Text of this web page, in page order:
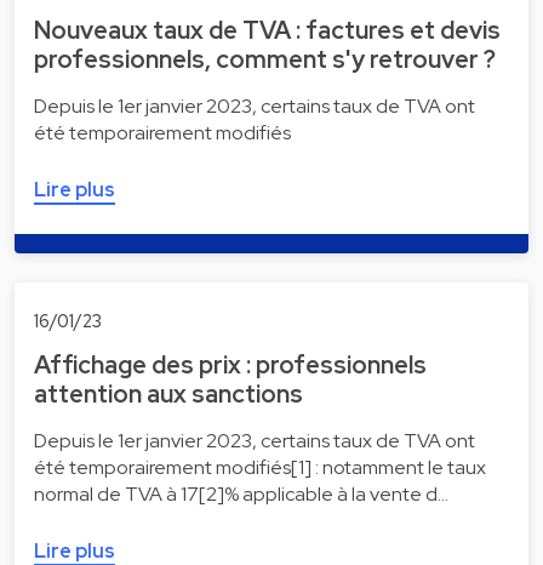
Nouveaux taux de TVA : factures et devis
professionnels, comment s'y retrouver ?
Depuis le 1er janvier 2023, certains taux de TVA ont
été temporairement modifiés
Lire plus
16/01/23
Affichage des prix : professionnels
attention aux sanctions
Depuis le 1er janvier 2023, certains taux de TVA ont
été temporairement modifiés[1] : notamment le taux
normal de TVA à 17[2]% applicable à la vente d…
Lire plus